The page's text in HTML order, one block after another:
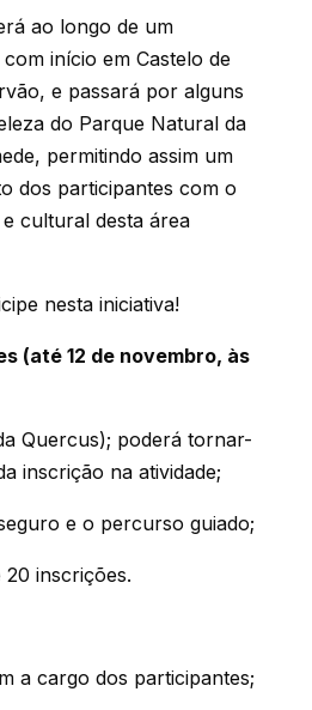
ao longo de um
início em Castelo de
e passará por alguns
do Parque Natural da
permitindo assim um
dos participantes com o
cultural desta área
nesta iniciativa!
(até 12 de novembro, às
Quercus); poderá tornar-
inscrição na atividade;
e o percurso guiado;
20 inscrições.
a cargo dos participantes;